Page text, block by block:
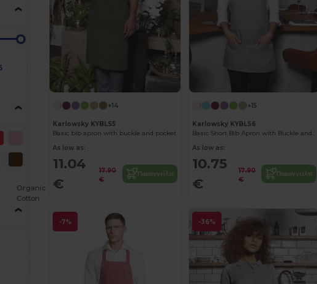
+14
Karlowsky KYBLS5
Basic bib apron with buckle and pocket
As low as:
11.04
€
17.90
€
Παραγγείλτε
+15
Karlowsky KYBLS6
Basic Short Bib Apron with Buckle and Pocket
As low as:
10.75
€
17.90
€
Παραγγείλτε
-7%
Organic
Cotton
-36%